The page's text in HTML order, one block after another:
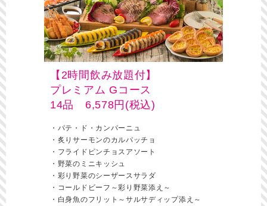
【2時間飲み放題付】
プレミアム Gコース
14品 6,578円(税込)
・パテ・ド・カンパーニュ
・炙りサーモンのカルパッチョ
・フライドピンチョスアソート
・野菜のミニキッシュ
・彩り野菜のシーザースサラダ
・コールドビーフ～彩り野菜添え～
・白身魚のフリット～サルサディップ添え～